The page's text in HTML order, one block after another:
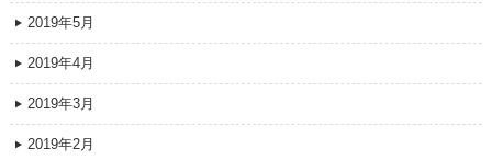
2019年5月
2019年4月
2019年3月
2019年2月